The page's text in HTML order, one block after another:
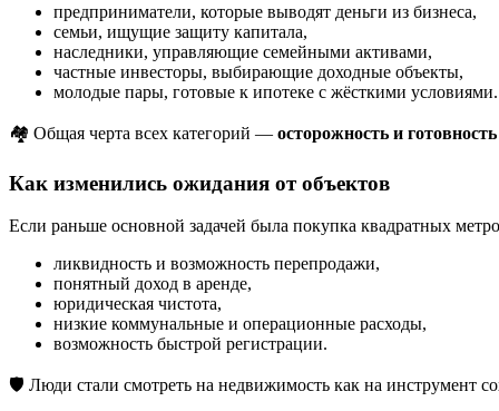
предприниматели, которые выводят деньги из бизнеса,
семьи, ищущие защиту капитала,
наследники, управляющие семейными активами,
частные инвесторы, выбирающие доходные объекты,
молодые пары, готовые к ипотеке с жёсткими условиями.
🏘 Общая черта всех категорий — осторожность и
Как изменились ожидания от объектов
Если раньше основной задачей была покупка квадратных
ликвидность и возможность перепродажи,
понятный доход в аренде,
юридическая чистота,
низкие коммунальные и операционные расходы,
возможность быстрой регистрации.
🛡 Люди стали смотреть на недвижимость как на инструмент